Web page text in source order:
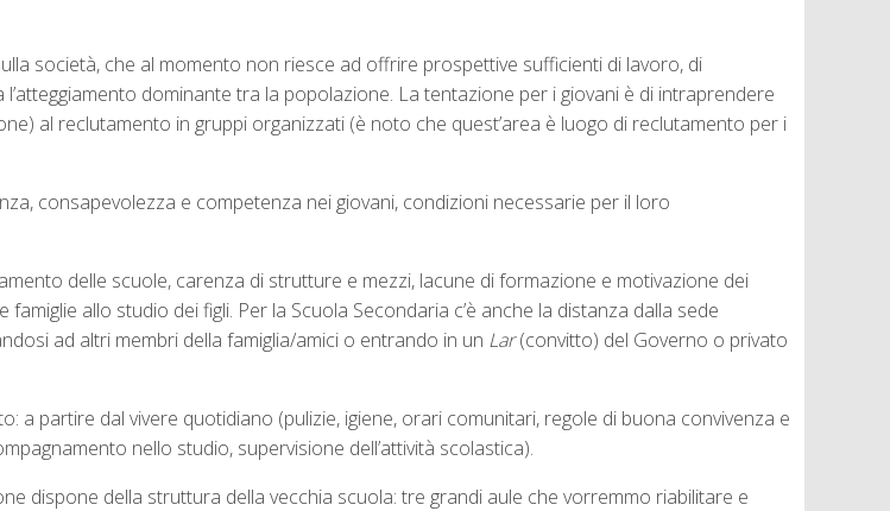
società, che al momento non riesce ad offrire prospettive sufficienti di lavoro, di
dominante tra la popolazione. La tentazione per i giovani è di intraprendere
al reclutamento in gruppi organizzati (è noto che quest’area è luogo di reclutamento per i
consapevolezza e competenza nei giovani, condizioni necessarie per il loro
delle scuole, carenza di strutture e mezzi, lacune di formazione e motivazione dei
allo studio dei figli. Per la Scuola Secondaria c’è anche la distanza dalla sede
ad altri membri della famiglia/amici o entrando in un Lar(convitto) del Governo o privato
partire dal vivere quotidiano (pulizie, igiene, orari comunitari, regole di buona convivenza e
nello studio, supervisione dell’attività scolastica).
dispone della struttura della vecchia scuola: tre grandi aule che vorremmo riabilitare e